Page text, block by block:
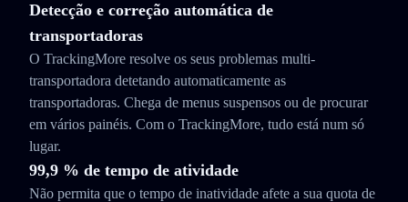
Detecção e correção automática de
transportadoras
O TrackingMore resolve os seus problemas multi-
transportadora detetando automaticamente as
transportadoras. Chega de menus suspensos ou de procurar
em vários painéis. Com o TrackingMore, tudo está num só
lugar.
99,9 % de tempo de atividade
Não permita que o tempo de inatividade afete a sua quota de